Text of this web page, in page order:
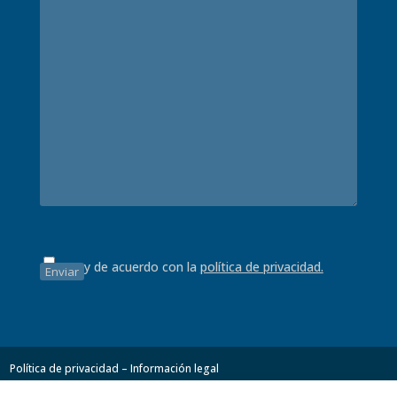
Estoy de acuerdo con la política de privacidad.
Política de privacidad – Información legal